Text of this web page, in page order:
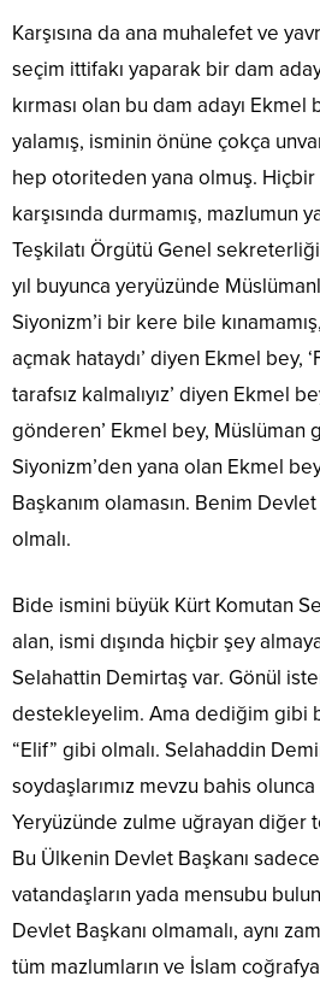
Karşısına da ana muhalefet ve
seçim ittifakı yaparak bir dam
kırması olan bu dam adayı
yalamış, isminin önüne çokça
hep otoriteden yana olmuş. Hiçbir
karşısında durmamış, mazlumun
Teşkilatı Örgütü Genel
yıl buyunca yeryüzünde
Siyonizm’i bir kere bile
açmak hataydı’ diyen Ekmel bey,
tarafsız kalmalıyız’ diyen Ekmel
gönderen’ Ekmel bey, Müslüman
Siyonizm’den yana olan Ekmel
Başkanım olamasın. Benim
olmalı.
Bide ismini büyük Kürt Komutan
alan, ismi dışında hiçbir şey
Selahattin Demirtaş var. Gönül
destekleyelim. Ama dediğim gibi
“Elif” gibi olmalı. Selahaddin
soydaşlarımız mevzu bahis
Yeryüzünde zulme uğrayan diğer
Bu Ülkenin Devlet Başkanı
vatandaşların yada mensubu
Devlet Başkanı olmamalı, aynı
tüm mazlumların ve İslam